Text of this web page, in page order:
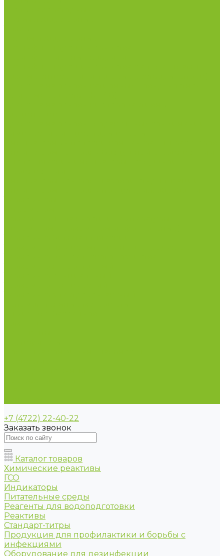
+7 (4722) 22-40-22
Заказать звонок
Каталог товаров
Химические реактивы
ГСО
Индикаторы
Питательные среды
Реагенты для водоподготовки
Реактивы
Стандарт-титры
Продукция для профилактики и борьбы с
инфекциями
Оборудование для дезинфекции